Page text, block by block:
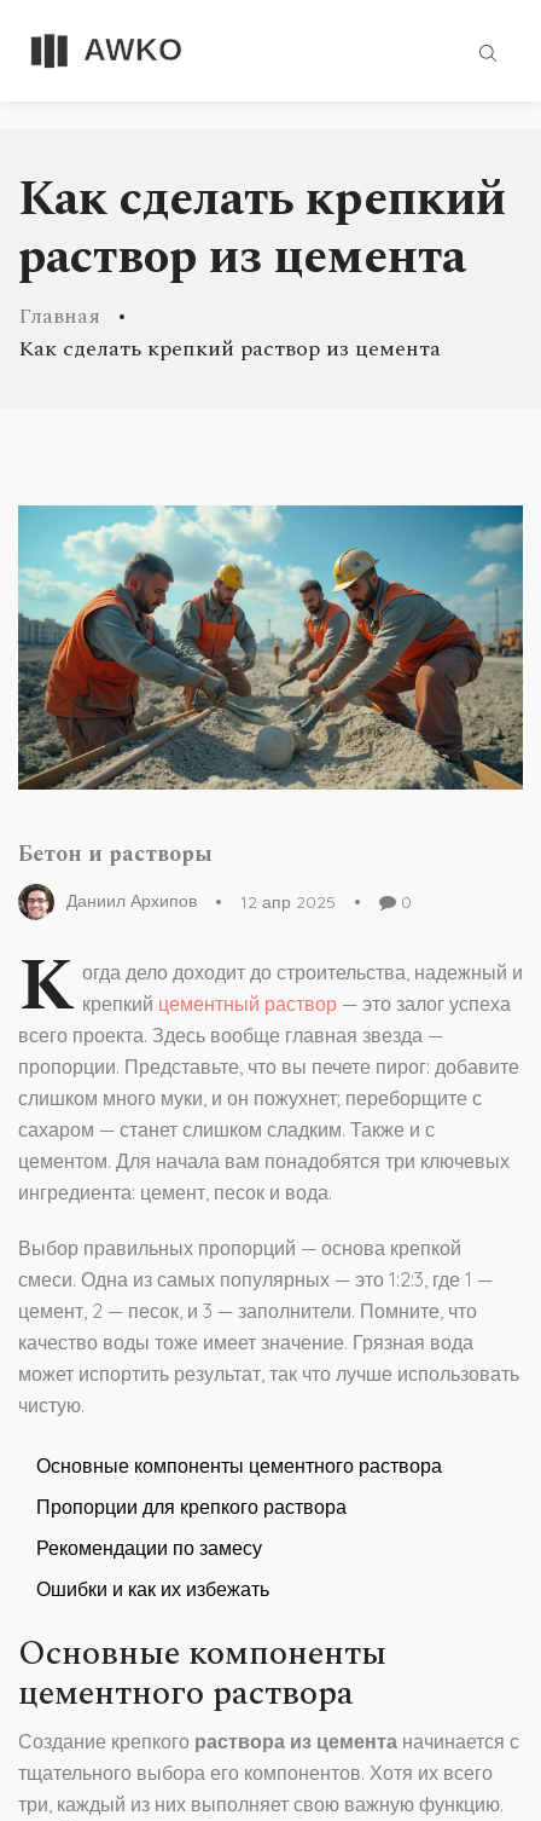
Как сделать крепкий
раствор из цемента
Главная
Как сделать крепкий раствор из цемента
Бетон и растворы
Даниил Архипов 12 апр 2025 0
К огда дело доходит до строительства, надежный и
крепкий цементный раствор — это залог успеха
всего проекта. Здесь вообще главная звезда —
пропорции. Представьте, что вы печете пирог: добавите
слишком много муки, и он пожухнет; переборщите с
сахаром — станет слишком сладким. Также и с
цементом. Для начала вам понадобятся три ключевых
ингредиента: цемент, песок и вода.
Выбор правильных пропорций — основа крепкой
смеси. Одна из самых популярных — это 1:2:3, где 1 —
цемент, 2 — песок, и 3 — заполнители. Помните, что
качество воды тоже имеет значение. Грязная вода
может испортить результат, так что лучше использовать
чистую.
Основные компоненты цементного раствора
Пропорции для крепкого раствора
Рекомендации по замесу
Ошибки и как их избежать
Основные компоненты
цементного раствора
Создание крепкого раствора из цемента начинается с
тщательного выбора его компонентов. Хотя их всего
три, каждый из них выполняет свою важную функцию.